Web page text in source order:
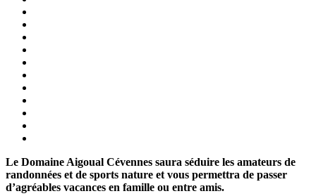
Le Domaine Aigoual Cévennes saura séduire les amateurs de
randonnées et de sports nature et vous permettra de passer
d’agréables vacances en famille ou entre amis.